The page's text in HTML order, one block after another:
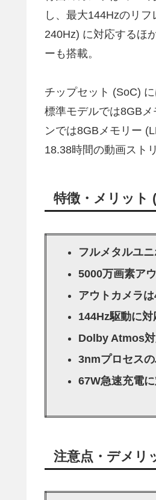
し、最大144Hzのリ
240Hz) に対応するほ
ーも搭載。
チップセット (SoC)
標準モデルでは8GB
ンでは8GBメモリー
18.38時間の動画スト
特徴・メリット
フルメタルユ
5000万画素ア
アウトカメラ
144Hz駆動に対
Dolby Atmos対
3nmプロセス
67W急速充電
注意点・デメリ